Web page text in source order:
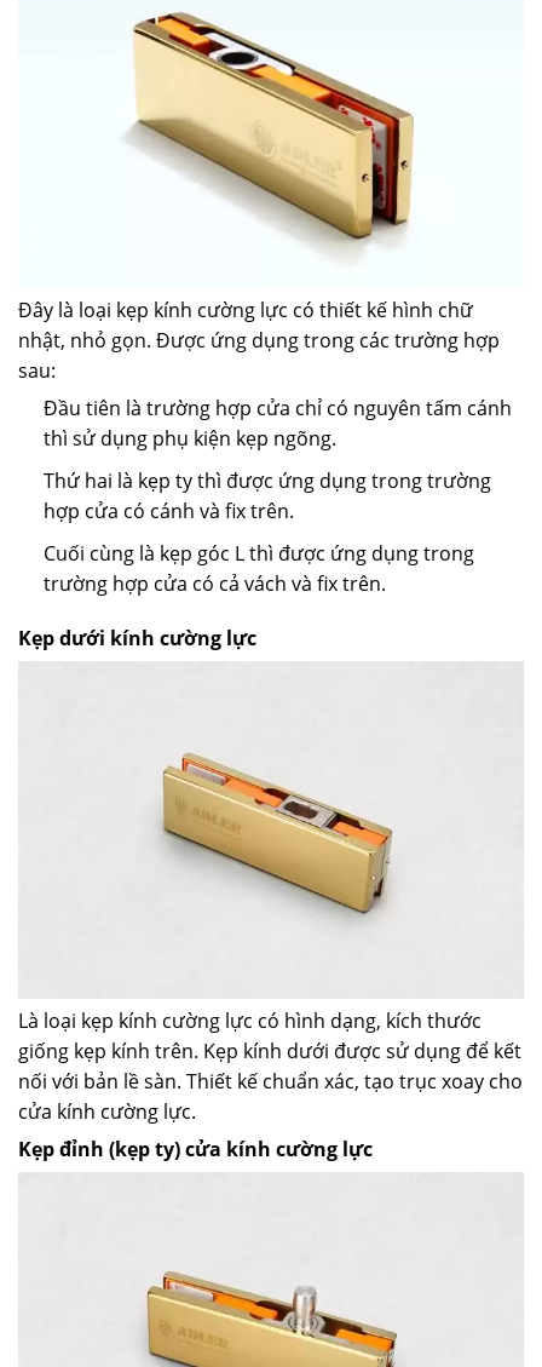
Đây là loại kẹp kính cường lực có thiết kế hình chữ
nhật, nhỏ gọn. Được ứng dụng trong các trường hợp
sau:
Đầu tiên là trường hợp cửa chỉ có nguyên tấm cánh
thì sử dụng phụ kiện kẹp ngõng.
Thứ hai là kẹp ty thì được ứng dụng trong trường
hợp cửa có cánh và fix trên.
Cuối cùng là kẹp góc L thì được ứng dụng trong
trường hợp cửa có cả vách và fix trên.
Kẹp dưới kính cường lực
Là loại kẹp kính cường lực có hình dạng, kích thước
giống kẹp kính trên. Kẹp kính dưới được sử dụng để kết
nối với bản lề sàn. Thiết kế chuẩn xác, tạo trục xoay cho
cửa kính cường lực.
Kẹp đỉnh (kẹp ty) cửa kính cường lực